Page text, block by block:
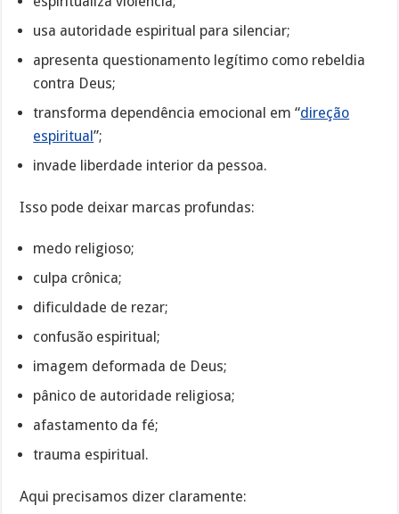
usa autoridade espiritual para silenciar;
apresenta questionamento legítimo como rebeldia
contra Deus;
transforma dependência emocional em “direção
espiritual”;
invade liberdade interior da pessoa.
Isso pode deixar marcas profundas:
medo religioso;
culpa crônica;
dificuldade de rezar;
confusão espiritual;
imagem deformada de Deus;
pânico de autoridade religiosa;
afastamento da fé;
trauma espiritual.
Aqui precisamos dizer claramente: